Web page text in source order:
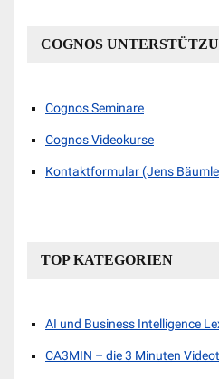
COGNOS
Cognos Seminare
Cognos Videokurse
Kontaktformular (Jens
TOP KATEGORIEN
AI und Business Intelligence
CA3MIN – die 3 Minuten